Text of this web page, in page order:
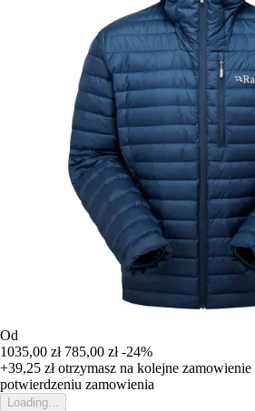
Od
1035,00 zł 785,00 zł -24%
+39,25 złotrzymasz na kolejne zamowienie
potwierdzeniu zamowienia
Loading...